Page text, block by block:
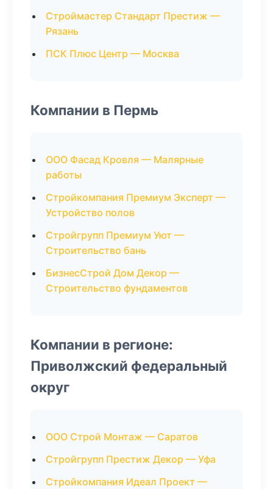
Строймастер Стандарт Престиж —
Рязань
ПСК Плюс Центр — Москва
Компании в Пермь
ООО Фасад Кровля — Малярные
работы
Стройкомпания Премиум Эксперт —
Устройство полов
Стройгрупп Премиум Уют —
Строительство бань
БизнесСтрой Дом Декор —
Строительство фундаментов
Компании в регионе:
Приволжский федеральный
округ
ООО Строй Монтаж — Саратов
Стройгрупп Престиж Декор — Уфа
Стройкомпания Идеал Проект —